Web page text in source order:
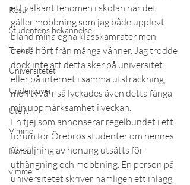
Resa
Studentens bekännelse
Trend
Universitetet
Undercover
Uteliv
Vimmel
Notis
vimmel
ett välkänt fenomen i skolan när det
gäller mobbning som jag både upplevt
bland mina egna klasskamrater men
också hört från många vänner. Jag trodde
dock inte att detta sker på universitet
eller på internet i samma utsträckning,
men tyvärr så lyckades även detta fånga
min uppmärksamhet i veckan.
En tjej som annonserar regelbundet i ett
forum för Örebros studenter om hennes
försäljning av honung utsätts för
uthängning och mobbning. En person på
universitetet skriver nämligen ett inlägg